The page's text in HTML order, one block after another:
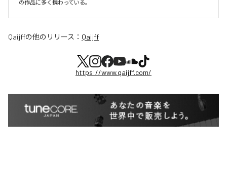
の作品に多く携わっている。
Qaijffの他のリリース： Qaijff
https://www.qaijff.com/